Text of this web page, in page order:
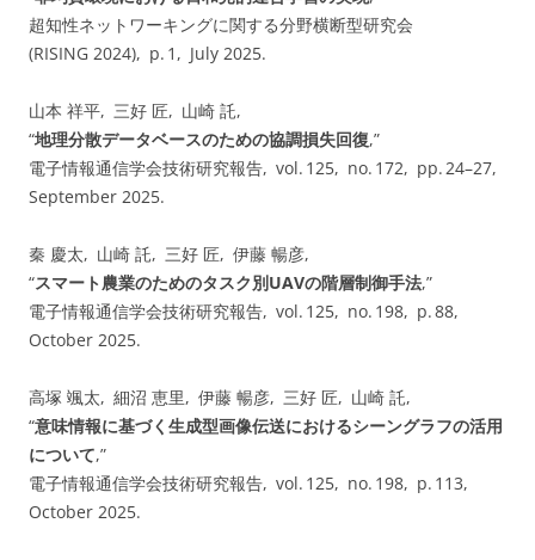
超知性ネットワーキングに関する分野横断型研究会
(RISING 2024), p. 1, July 2025.
山本 祥平, 三好 匠, 山崎 託,
“地理分散データベースのための協調損失回復,”
電子情報通信学会技術研究報告, vol. 125, no. 172, pp. 24–27,
September 2025.
秦 慶太, 山崎 託, 三好 匠, 伊藤 暢彦,
“スマート農業のためのタスク別UAVの階層制御手法,”
電子情報通信学会技術研究報告, vol. 125, no. 198, p. 88,
October 2025.
高塚 颯太, 細沼 恵里, 伊藤 暢彦, 三好 匠, 山崎 託,
“意味情報に基づく生成型画像伝送におけるシーングラフの活用
について,”
電子情報通信学会技術研究報告, vol. 125, no. 198, p. 113,
October 2025.